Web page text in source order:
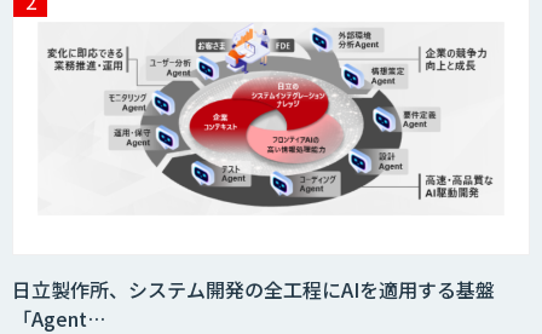
日立製作所、システム開発の全工程にAIを適用する基盤
「Agent…